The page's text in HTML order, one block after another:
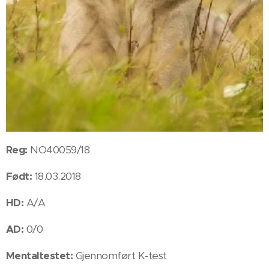
Reg: NO40059/18
Født: 18.03.2018
HD: A/A
AD: 0/0
Mentaltestet: Gjennomført K-test